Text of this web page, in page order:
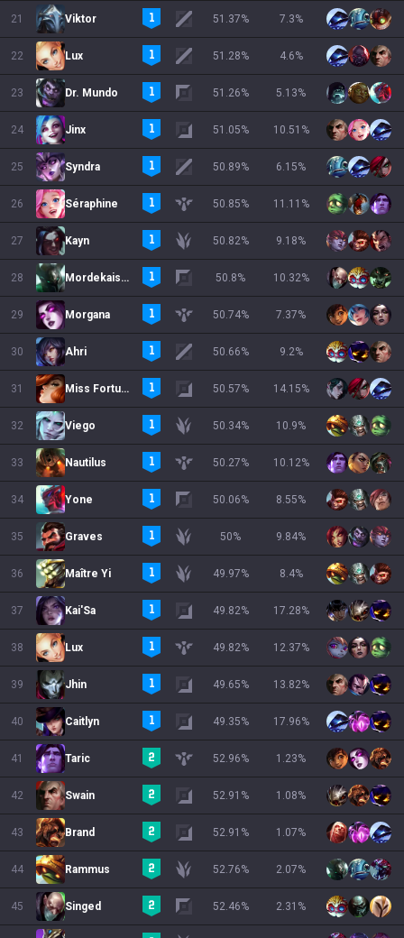
21 Viktor 51.37% 7.3%
22 Lux 51.28% 4.6%
23 Dr. Mundo 51.26% 5.13%
24 Jinx 51.05% 10.51 %
25 Syndra 50.89% 6.15%
26 Séraphine 50.85% 11.11 %
27 Kayn 50.82% 9.18%
28 Mordekaiser 50.8% 10.32%
29 Morgana 50.74% 7.37%
30 Ahri 50.66% 9.2%
31 Miss Fortune 50.57% 14.15%
32 Viego 50.34% 10.9%
33 Nautilus 50.27% 10.12%
34 Yone 50.06% 8.55%
35 Graves 50% 9.84%
36 Maître Yi 49.97% 8.4%
37 Kai'Sa 49.82% 17.28%
38 Lux 49.82% 12.37%
39 Jhin 49.65% 13.82%
40 Caitlyn 49.35% 17.96%
41 Taric 52.96% 1.23%
42 Swain 52.91 % 1.08%
43 Brand 52.91 % 1.07%
44 Rammus 52.76% 2.07%
45 Singed 52.46% 2.31 %